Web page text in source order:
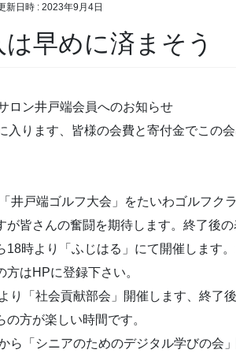
新日時 : 2023年9月4日
早めに済まそう
ロン井戸端会員へのお知らせ
入ります、皆様の会費と寄付金でこの
井戸端ゴルフ大会」をたいわゴルフク
が皆さんの奮闘を期待します。終了後
18時より「ふじはる」にて開催します
方はHPに登録下さい。
り「社会貢献部会」開催します、終了
方が楽しい時間です。
ら「シニアのためのデジタル学びの会